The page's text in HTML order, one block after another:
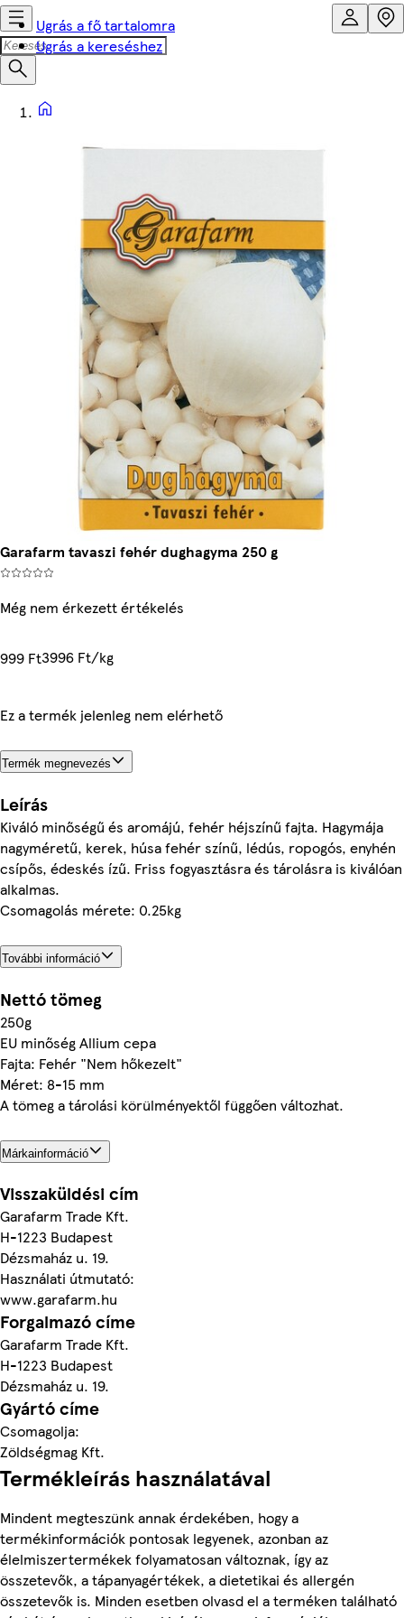
Ugrás a fő tartalomra
Ugrás a kereséshez
Garafarm tavaszi fehér dughagyma 250 g
Még nem érkezett értékelés
999 Ft3996 Ft/kg
Ez a termék jelenleg nem elérhető
Termék megnevezés
Leírás
Kiváló minőségű és aromájú, fehér héjszínű fajta. Hagymája
nagyméretű, kerek, húsa fehér színű, lédús, ropogós, enyhén
csípős, édeskés ízű. Friss fogyasztásra és tárolásra is kiválóan
alkalmas.
Csomagolás mérete: 0.25kg
További információ
Nettó tömeg
250g
EU minőség Allium cepa
Fajta: Fehér "Nem hőkezelt"
Méret: 8-15 mm
A tömeg a tárolási körülményektől függően változhat.
Márkainformáció
Visszaküldési cím
Garafarm Trade Kft.
H-1223 Budapest
Dézsmaház u. 19.
Használati útmutató:
www.garafarm.hu
Forgalmazó címe
Garafarm Trade Kft.
H-1223 Budapest
Dézsmaház u. 19.
Gyártó címe
Csomagolja:
Zöldségmag Kft.
Termékleírás használatával
Mindent megteszünk annak érdekében, hogy a
termékinformációk pontosak legyenek, azonban az
élelmiszertermékek folyamatosan változnak, így az
összetevők, a tápanyagértékek, a dietetikai és allergén
összetevők is. Minden esetben olvasd el a terméken található